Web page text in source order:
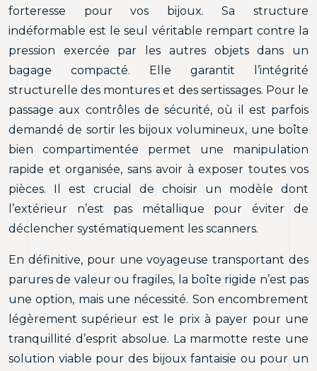
forteresse pour vos bijoux. Sa structure
indéformable est le seul véritable rempart contre la
pression exercée par les autres objets dans un
bagage compacté. Elle garantit l’intégrité
structurelle des montures et des sertissages. Pour le
passage aux contrôles de sécurité, où il est parfois
demandé de sortir les bijoux volumineux, une boîte
bien compartimentée permet une manipulation
rapide et organisée, sans avoir à exposer toutes vos
pièces. Il est crucial de choisir un modèle dont
l’extérieur n’est pas métallique pour éviter de
déclencher systématiquement les scanners.
En définitive, pour une voyageuse transportant des
parures de valeur ou fragiles, la boîte rigide n’est pas
une option, mais une nécessité. Son encombrement
légèrement supérieur est le prix à payer pour une
tranquillité d’esprit absolue. La marmotte reste une
solution viable pour des bijoux fantaisie ou pour un